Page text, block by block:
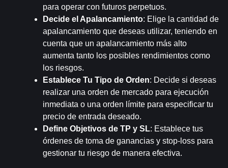
para operar con futuros perpetuos.
Decide el Apalancamiento: Elige la cantidad de
apalancamiento que deseas utilizar, teniendo en
cuenta que un apalancamiento más alto
aumenta tanto los posibles rendimientos como
los riesgos.
Establece Tu Tipo de Orden: Decide si deseas
realizar una orden de mercado para ejecución
inmediata o una orden límite para especificar tu
precio de entrada deseado.
Define Objetivos de TP y SL: Establece tus
órdenes de toma de ganancias y stop-loss para
gestionar tu riesgo de manera efectiva.